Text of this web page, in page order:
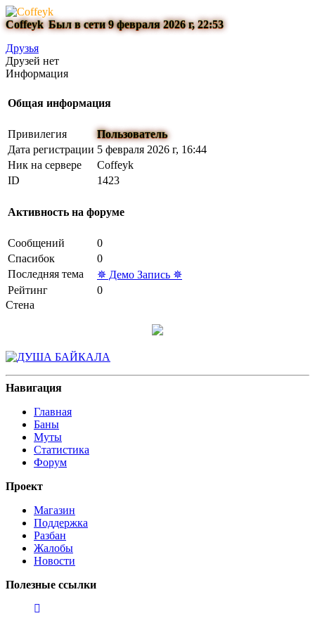
CoffeykБыл в сети 9 февраля 2026 г, 22:53
Друзья
Друзей нет
Информация
Общая информация
Привилегия
Пользователь
Дата регистрации 5 февраля 2026 г, 16:44
Ник на сервере
Coffeyk
ID
1423
Активность на форуме
Сообщений
0
Спасибок
0
Последняя тема
✵ Демо Запись ✵
Рейтинг
0
Стена
Навигация
Главная
Баны
Муты
Статистика
Форум
Проект
Магазин
Поддержка
Разбан
Жалобы
Новости
Полезные ссылки